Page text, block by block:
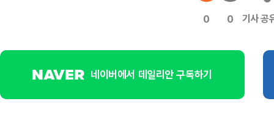
0 0 기사 공
네이버에서 데일리안 구독하기